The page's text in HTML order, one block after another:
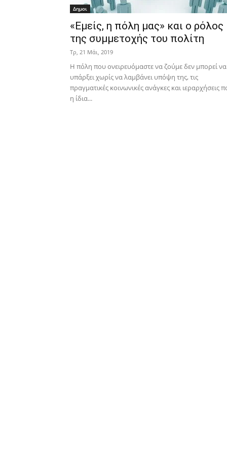
Δημοι
«Εμείς, η πόλη μας» και ο ρόλος
της συμμετοχής του πολίτη
Τρ, 21 Μάι, 2019
Η πόλη που ονειρευόμαστε να ζούμε δεν μπορεί να
υπάρξει χωρίς να λαμβάνει υπόψη της, τις
πραγματικές κοινωνικές ανάγκες και ιεραρχήσεις
η ίδια...